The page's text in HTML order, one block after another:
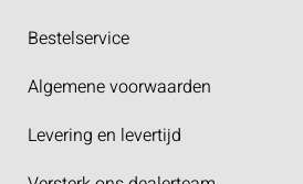
Bestelservice
Algemene voorwaarden
Levering en levertijd